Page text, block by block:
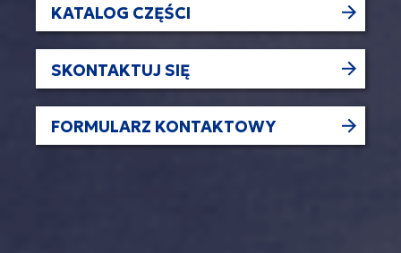
KATALOG CZĘŚCI
SKONTAKTUJ SIĘ
FORMULARZ KONTAKTOWY